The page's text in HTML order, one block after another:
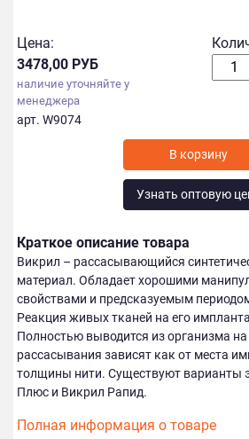
Цена:
3478,00 РУБ
наличие уточняйте у
менеджера
арт. W9074
Узнать оптовую
Краткое описание товара
Викрил – рассасывающийся
материал. Обладает хорошими
свойствами и предсказуемым
Реакция живых тканей на его
Полностью выводится из организма
рассасывания зависят как от места
толщины нити. Существуют варианты
Плюс и Викрил Рапид.
Полная информация о товаре